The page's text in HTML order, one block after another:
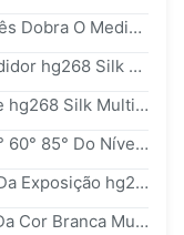
A Pintura/Revestimento Simples Três Dobra O Medidor hg268 Do Lustro Fácil De Usar
Dados De USB De 85 Graus Do Medidor hg268 Silk 20 Do Brilho De 0-1000gu Digitas 60 Movem Com Software Do PC
Medidor 0,1 Do Brilho Do Ângulo De hg268 Silk Multi - Os Ângulos 1000gu Três Com Auto Calibração Embarcam
Ângulo De Medição Do Medidor 20° 60° 85° Do Nível Do Brilho Do Mármore De hg268 1000gu Com Calibração Automática
Medidor USB Do Brilho Do Ângulo Da Exposição hg268 De TFT Multi Com Escala Da Medida 1000gu
Medidor TFT Do Brilho Do Ângulo Da Cor Branca Multi Aparência Concisa Da Exposição De 3,5 Polegadas